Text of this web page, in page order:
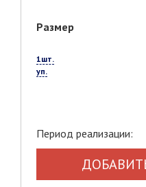
Размер
1шт.
уп.
Период реализации: